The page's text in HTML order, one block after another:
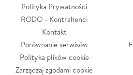
Polityka Prywatności
RODO - Kontrahenci
Kontakt
Porównanie serwisów
Polityka plików cookie
Zarządzaj zgodami cookie